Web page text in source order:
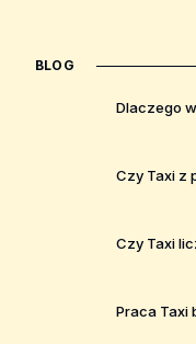
BLOG
Dlaczego
Czy Taxi z
Czy Taxi
Praca Taxi